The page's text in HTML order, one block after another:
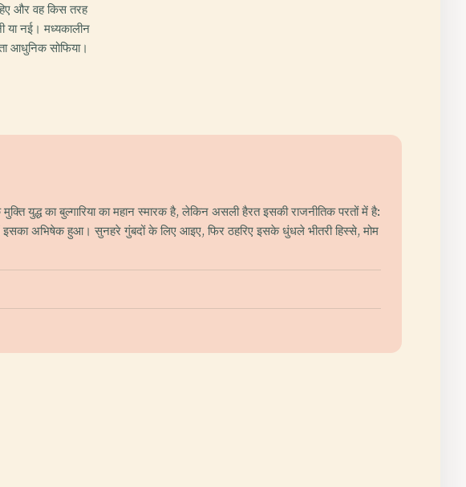
और वह किस तरह
या नई। मध्यकालीन
आधुनिक सोफिया।
युद्ध का बुल्गारिया का महान स्मारक है, लेकिन असली हैरत इसकी राजनीतिक परतों में है:
इसका अभिषेक हुआ। सुनहरे गुंबदों के लिए आइए, फिर ठहरिए इसके धुंधले भीतरी हिस्से, मोम